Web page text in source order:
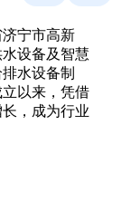
宁市高新
设备及智慧
水设备制
以来，凭借
，成为行业